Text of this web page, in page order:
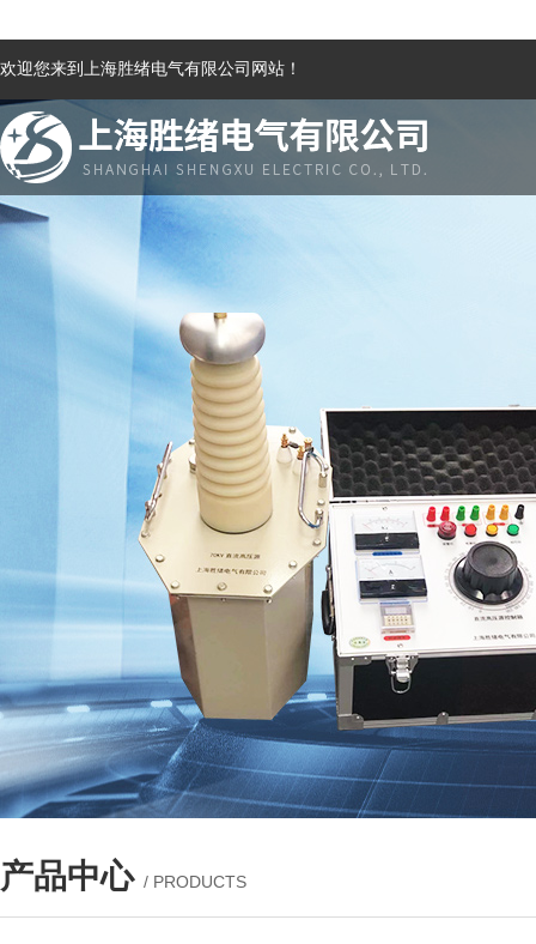
欢迎您来到上海胜绪电气有限公司网站！
产品中心 / PRODUCTS